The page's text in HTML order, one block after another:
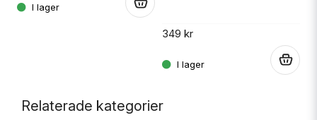
349 kr
Relaterade kategorier